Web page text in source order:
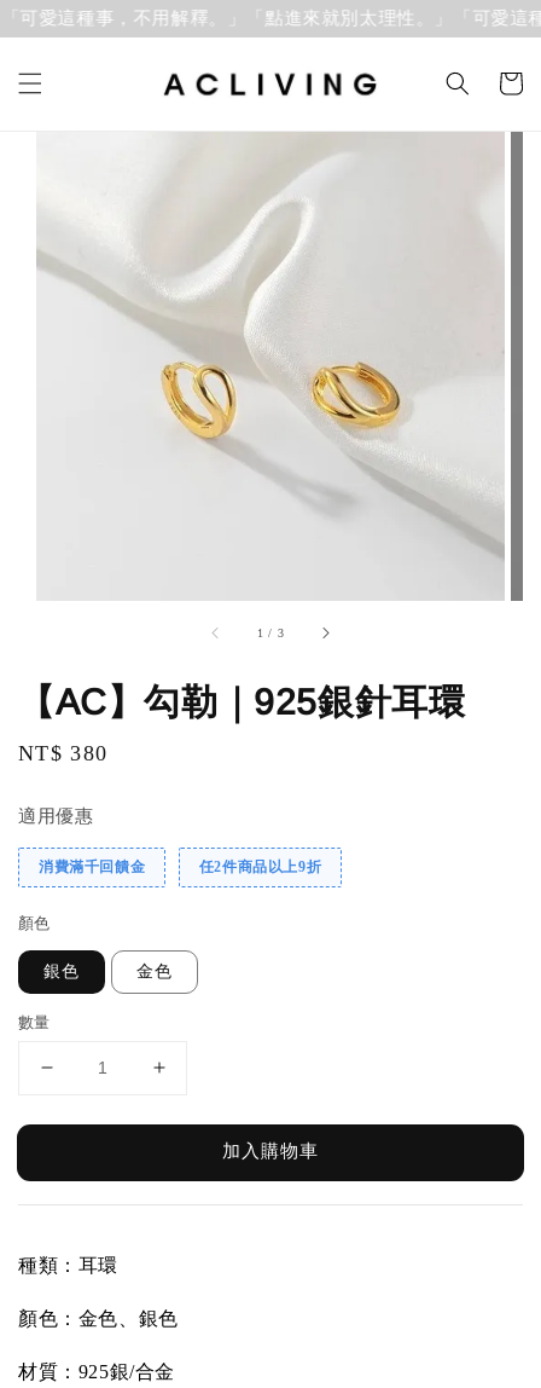
愛這種事，不用解釋。」 「點進來就別太理性。」「可愛這
1 / 3
【AC】勾勒｜925銀針耳環
Regular
NT$ 380
適用優惠
消費滿千回饋金 任2件商品以上9折
顏色
銀色 金色
數量
加入購物車
種類：耳環
顏色：金色、銀色
材質： 925銀/合金